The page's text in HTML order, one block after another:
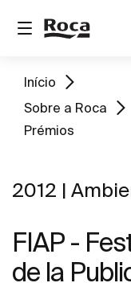
Início
Sobre a Roca
Prémios
2012 |
FIAP -
de la